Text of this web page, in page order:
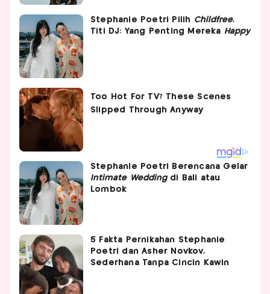
Stephanie Poetri Pilih Childfree,
Titi DJ: Yang Penting Mereka Happy
Stephanie Poetri Berencana Gelar
Intimate Weddingdi Bali atau
Lombok
5 Fakta Pernikahan Stephanie
Poetri dan Asher Novkov,
Sederhana Tanpa Cincin Kawin